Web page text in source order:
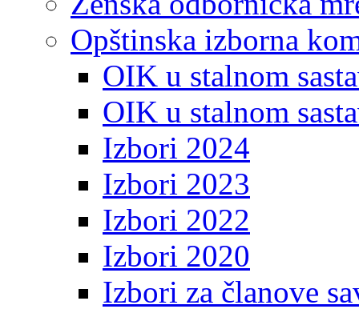
Opštinska izborna
OIK u stalnom
OIK u stalnom
Izbori 2024
Izbori 2023
Izbori 2022
Izbori 2020
Izbori za članove